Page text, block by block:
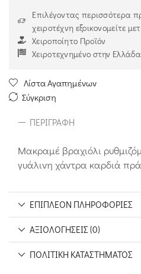
Επιλέγοντας περισσότερα
χειροτέχνη εξοικονομείτε
Χειροποίητο Προϊόν
Χειροτεχνημένο στην Ελλάδα
Λίστα Αγαπημένων
Σύγκριση
ΠΕΡΙΓΡΑΦΉ
Μακραμέ βραχιόλι
γυάλινη χάντρα καρδιά
ΕΠΙΠΛΈΟΝ ΠΛΗΡΟΦΟΡΊΕΣ
ΑΞΙΟΛΟΓΉΣΕΙΣ (0)
ΠΟΛΙΤΙΚΉ ΚΑΤΑΣΤΉΜΑΤΟΣ